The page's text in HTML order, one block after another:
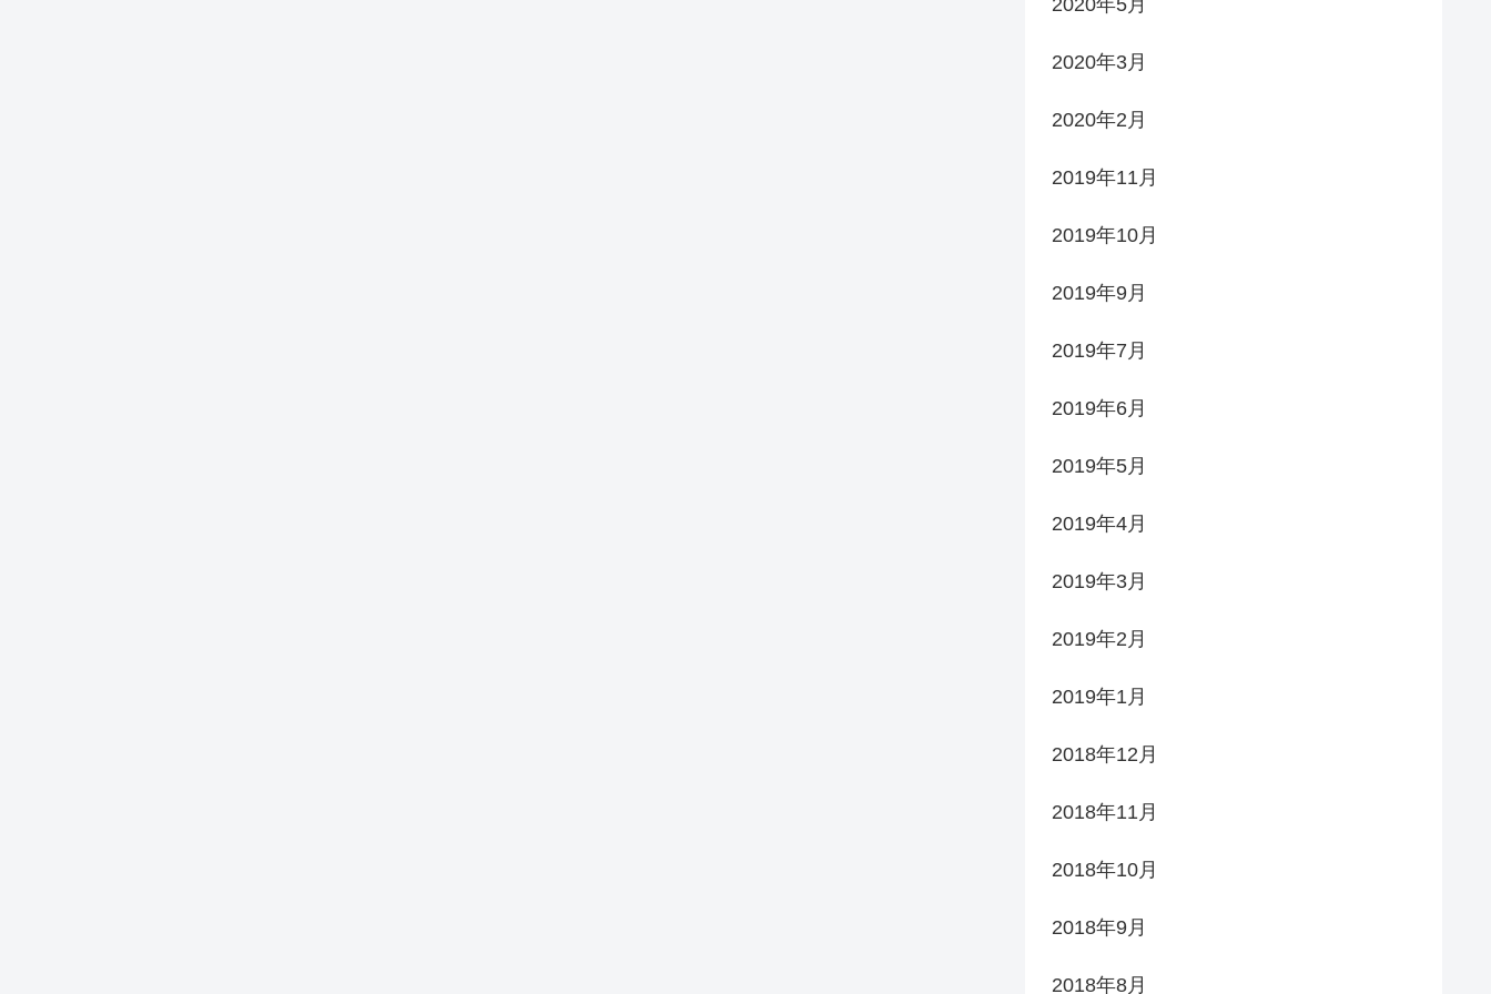
2020年3月
2020年2月
2019年11月
2019年10月
2019年9月
2019年7月
2019年6月
2019年5月
2019年4月
2019年3月
2019年2月
2019年1月
2018年12月
2018年11月
2018年10月
2018年9月
2018年8月